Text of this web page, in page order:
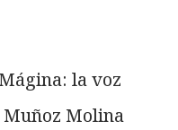
la voz
Molina